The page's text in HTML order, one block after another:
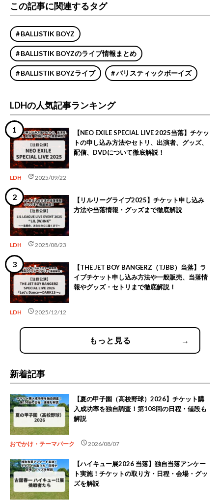
この記事に関連するタグ
BALLISTIK BOYZ
BALLISTIK BOYZのライブ情報まとめ
BALLISTIK BOYZライブ バリスティックボーイズ
LDHの人気記事ランキング
【NEO EXILE SPECIAL LIVE 2025当落】チケッ
トの申し込み方法やセトリ、出演者、グッズ、
配信、DVDについて徹底解説！
LDH update2025/09/22
【リルリーグライブ2025】チケット申し込み
方法や当落情報・グッズまで徹底解説
LDH update2025/08/23
【THE JET BOY BANGERZ（TJBB）当落】ラ
イブチケット申し込み方法や一般販売、当落情
報やグッズ・セトリまで徹底解説！
LDH schedule2025/12/12
もっと見る →
新着記事
【夏の甲子園（高校野球）2026】チケット購
入成功率を独自調査！第108回の日程・値段も
解説
おでかけ・テーマパーク schedule2026/08/07
【ハイキュー展2026 当落】独自当落アンケー
ト実施！チケットの取り方・日程・会場・グッ
ズを解説